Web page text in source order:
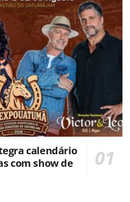
calendário
com show de